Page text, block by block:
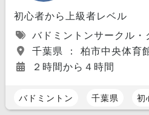
初心者から上級者レベル
バドミントンサークル・
千葉県 ： 柏市中央体育
２時間から４時間
バドミントン 千葉県 初